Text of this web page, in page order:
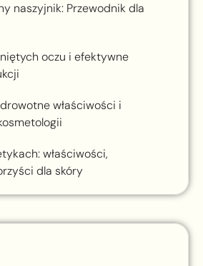
naszyjnik: Przewodnik dla
oczu i efektywne
właściwości i
właściwości,
dla skóry